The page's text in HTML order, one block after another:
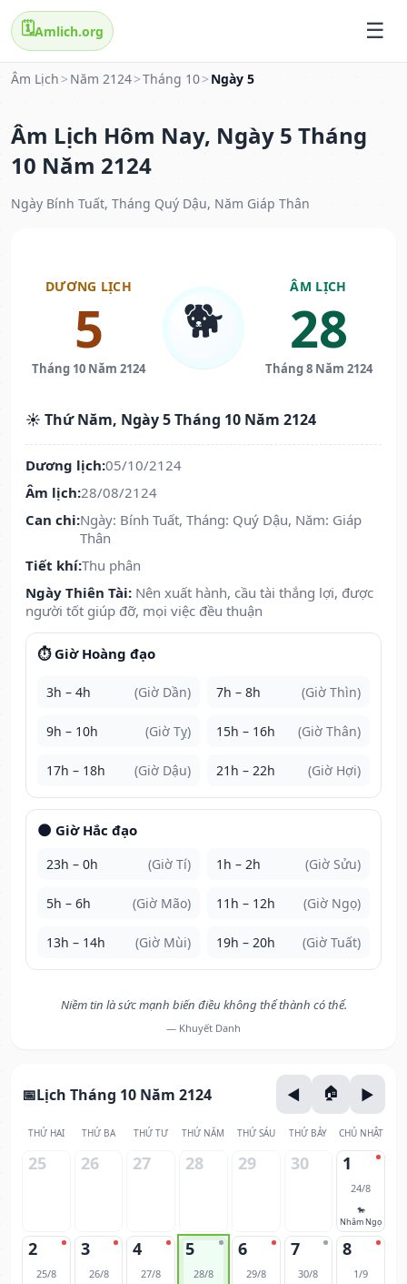
🗓️Amlich.org
Âm Lịch > Năm 2124>Tháng 10> Ngày 5
Âm Lịch Hôm Nay, Ngày 5 Tháng
10 Năm 2124
Ngày Bính Tuất, Tháng Quý Dậu, Năm Giáp Thân
DƯƠNG LỊCH
5
Tháng 10 Năm 2124
🐕
ÂM LỊCH
28
Tháng 8 Năm 2124
☀️ Thứ Năm, Ngày 5 Tháng 10 Năm 2124
Dương lịch:05/10/2124
Âm lịch:28/08/2124
Can chi:Ngày: Bính Tuất, Tháng: Quý Dậu, Năm: Giáp
Thân
Tiết khí:Thu phân
Ngày Thiên Tài: Nên xuất hành, cầu tài thắng lợi, được
người tốt giúp đỡ, mọi việc đều thuận
⏱️ Giờ Hoàng đạo
3h – 4h (Giờ Dần) 7h – 8h (Giờ Thìn)
9h – 10h (Giờ Tỵ) 15h – 16h (Giờ Thân)
17h – 18h (Giờ Dậu) 21h – 22h (Giờ Hợi)
🌑 Giờ Hắc đạo
23h – 0h (Giờ Tí) 1h – 2h (Giờ Sửu)
5h – 6h (Giờ Mão) 11h – 12h (Giờ Ngọ)
13h – 14h (Giờ Mùi) 19h – 20h (Giờ Tuất)
Niềm tin là sức mạnh biến điều không thể thành có thể.
— Khuyết Danh
Lịch Tháng 10 Năm 2124
THỨ HAI THỨ BA THỨ TƯ THỨ NĂM THỨ SÁU THỨ BẢY CHỦ NHẬT
25 26 27 28 29 30 1
24/8
🐎
Nhâm Ngọ
2
25/8
3
26/8
4
27/8
5
28/8
6
29/8
7
30/8
8
1/9